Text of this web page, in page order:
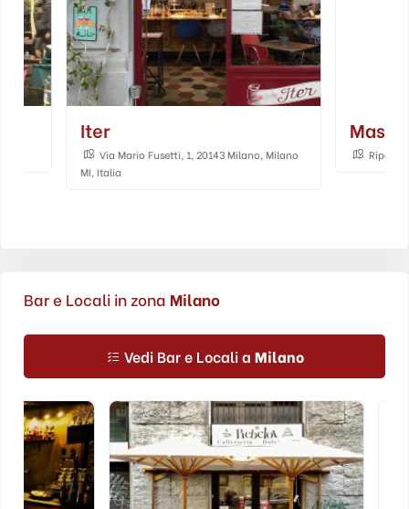
Via Mario Fusetti, 1, 20143 Milano, Milano
Ripa di Porta
Bar e Locali in zona Milano
Vedi Bar e Locali a Milano